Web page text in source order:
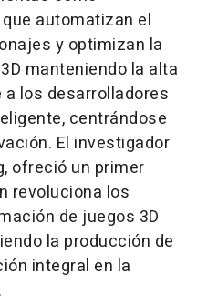
automatizan el
y optimizan la
manteniendo la alta
a los desarrolladores
centrándose
El investigador
ofreció un primer
revoluciona los
de juegos 3D
la producción de
integral en la
.